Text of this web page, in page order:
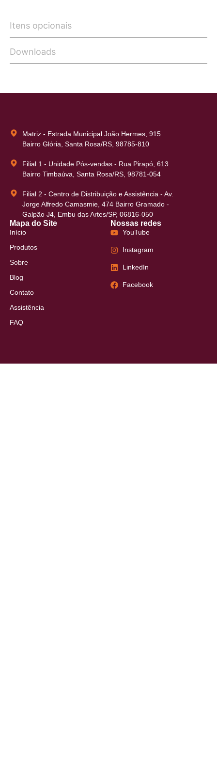
Itens opcionais
Downloads
Matriz - Estrada Municipal João Hermes, 915
Bairro Glória, Santa Rosa/RS, 98785-810
Filial 1 - Unidade Pós-vendas - Rua Pirapó, 613
Bairro Timbaúva, Santa Rosa/RS, 98781-054
Filial 2 - Centro de Distribuição e Assistência - Av.
Jorge Alfredo Camasmie, 474 Bairro Gramado -
Galpão J4, Embu das Artes/SP, 06816-050
Mapa do Site
Início
Produtos
Sobre
Blog
Contato
Assistência
FAQ
Nossas redes
YouTube
Instagram
LinkedIn
Facebook